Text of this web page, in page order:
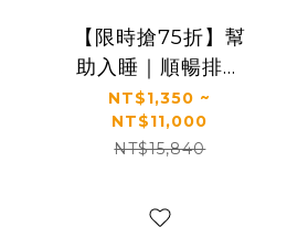
【限時搶75折】幫
助入睡｜順暢排便
｜正品保證｜【太
陽星】全效克菲爾
益生菌(3g*30包/
NT$1,350 ~
NT$11,000
NT$15,840